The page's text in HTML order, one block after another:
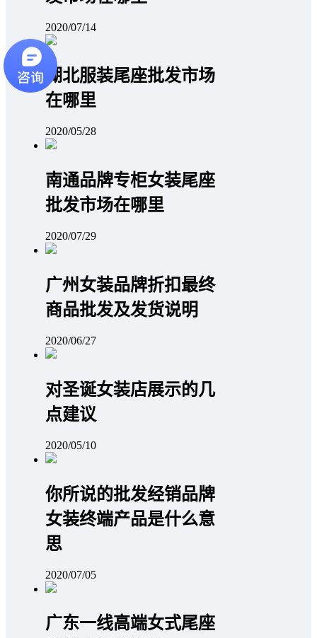
2020/07/14
湖北服装尾座批发市场
在哪里
2020/05/28
南通品牌专柜女装尾座
批发市场在哪里
2020/07/29
广州女装品牌折扣最终
商品批发及发货说明
2020/06/27
对圣诞女装店展示的几
点建议
2020/05/10
你所说的批发经销品牌
女装终端产品是什么意
思
2020/07/05
广东一线高端女式尾座